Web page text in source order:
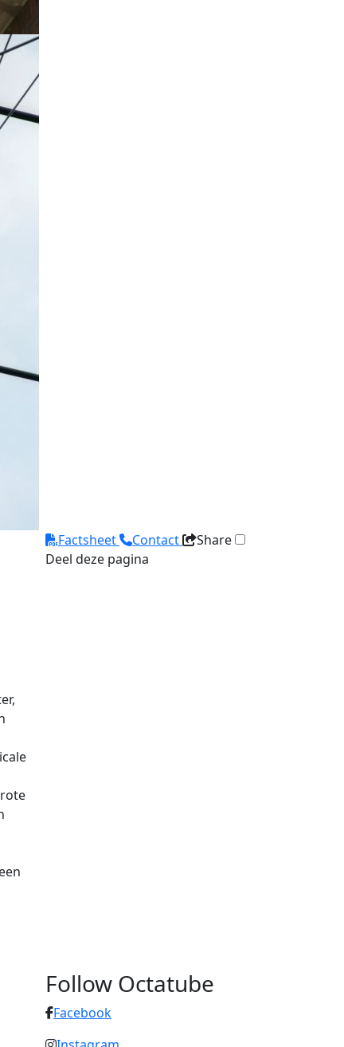
Factsheet Contact
Share
Deel deze pagina
Follow Octatube
Facebook